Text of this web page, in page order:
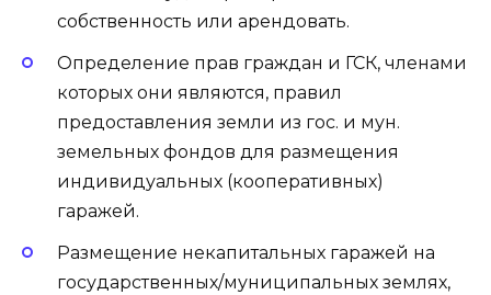
собственность или арендовать.
Определение прав граждан и ГСК, членами
которых они являются, правил
предоставления земли из гос. и мун.
земельных фондов для размещения
индивидуальных (кооперативных)
гаражей.
Размещение некапитальных гаражей на
государственных/муниципальных землях,